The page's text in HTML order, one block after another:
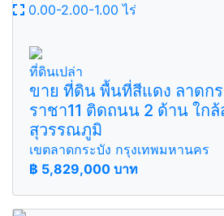
0.00-2.00-1.00 ไร่
ที่ดินเปล่า
ขาย ที่ดิน พื้นที่สีแดง ลาดกร
ราชา11 ติดถนน 2 ด้าน ใก
สุวรรณภูมิ
เขตลาดกระบัง กรุงเทพมหานคร
฿ 5,829,000 บาท